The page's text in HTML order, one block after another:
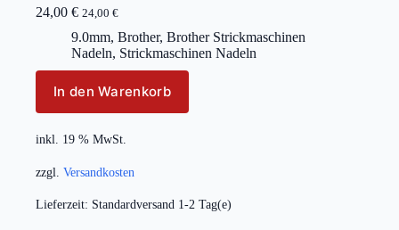
24,00 € 24,00 €
9.0mm, Brother, Brother Strickmaschinen
Nadeln, Strickmaschinen Nadeln
In den Warenkorb
inkl. 19 % MwSt.
zzgl. Versandkosten
Lieferzeit: Standardversand 1-2 Tag(e)